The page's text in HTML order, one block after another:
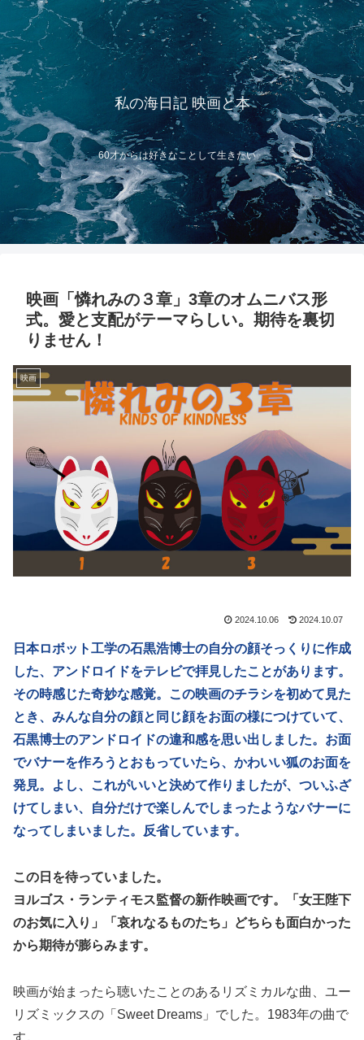
私の海日記 映画と本
60才からは好きなことして生きたい
映画「憐れみの３章」3章のオムニバス形
式。愛と支配がテーマらしい。期待を裏切
りません！
映画
2024.10.06 2024.10.07
日本ロボット工学の石黒浩博士の自分の顔そっくりに作成
した、アンドロイドをテレビで拝見したことがあります。
その時感じた奇妙な感覚。この映画のチラシを初めて見た
とき、みんな自分の顔と同じ顔をお面の様につけていて、
石黒博士のアンドロイドの違和感を思い出しました。お面
でバナーを作ろうとおもっていたら、かわいい狐のお面を
発見。よし、これがいいと決めて作りましたが、ついふざ
けてしまい、自分だけで楽しんでしまったようなバナーに
なってしまいました。反省しています。
この日を待っていました。
ヨルゴス・ランティモス監督の新作映画です。「女王陛下
のお気に入り」「哀れなるものたち」どちらも面白かった
から期待が膨らみます。
映画が始まったら聴いたことのあるリズミカルな曲、ユー
リズミックスの「Sweet Dreams」でした。1983年の曲で
す。